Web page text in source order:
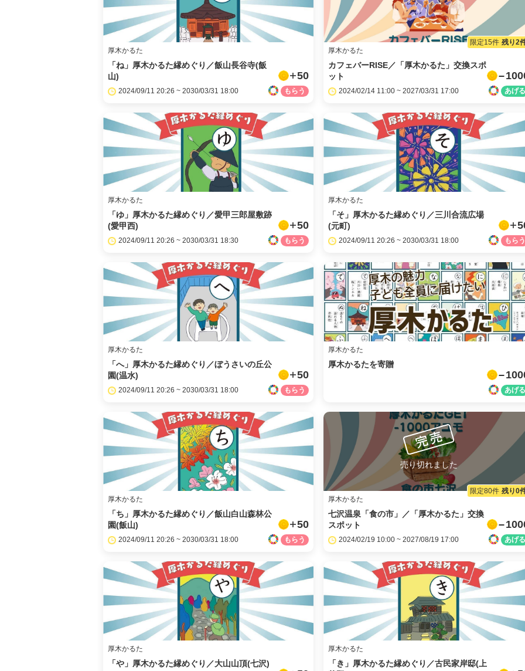
facebook
X
LINE
メール
URLをコピー
厚木かるた
「ね」厚木かるた縁めぐり／飯山長谷寺(飯
山)
50
2024/09/11 20:26 ~ 2030/03/31 18:00
厚木かるた
カフェバーRISE／「厚木かるた」交換スポ
ット
2024/02/14 11:00 ~ 2027/03/31 17:00
限定15件 残り2
厚木かるた
「ゆ」厚木かるた縁めぐり／愛甲三郎屋敷跡
(愛甲西)
50
2024/09/11 20:26 ~ 2030/03/31 18:30
厚木かるた
「そ」厚木かるた縁めぐり／三川合流広場
(元町)
2024/09/11 20:26 ~ 2030/03/31 18:00
厚木かるた
「へ」厚木かるた縁めぐり／ぼうさいの丘公
園(温水)
50
2024/09/11 20:26 ~ 2030/03/31 18:00
厚木かるた
厚木かるたを寄贈
厚木かるた
「ち」厚木かるた縁めぐり／飯山白山森林公
園(飯山)
50
2024/09/11 20:26 ~ 2030/03/31 18:00
売り切れました
厚木かるた
七沢温泉「食の市」／「厚木かるた」交換
スポット
2024/02/19 10:00 ~ 2027/08/19 17:00
限定80件 残り0
厚木かるた
「や」厚木かるた縁めぐり／大山山頂(七沢)
厚木かるた
「き」厚木かるた縁めぐり／古民家岸邸(上